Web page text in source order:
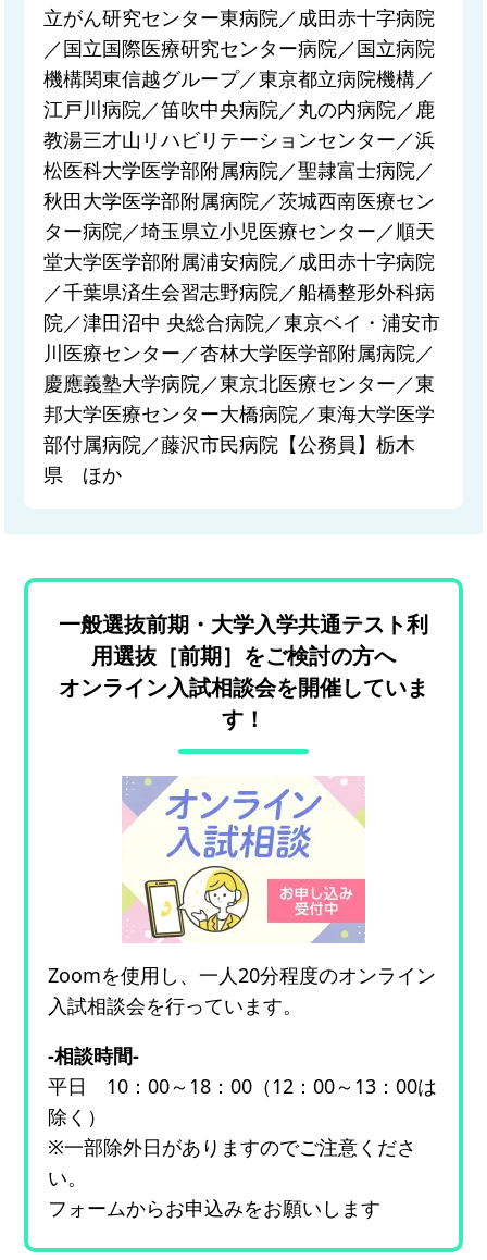
立がん研究センター東病院／成田赤十字病院
／国立国際医療研究センター病院／国立病院
機構関東信越グループ／東京都立病院機構／
江戸川病院／笛吹中央病院／丸の内病院／鹿
教湯三才山リハビリテーションセンター／浜
松医科大学医学部附属病院／聖隷富士病院／
秋田大学医学部附属病院／茨城西南医療セン
ター病院／埼玉県立小児医療センター／順天
堂大学医学部附属浦安病院／成田赤十字病院
／千葉県済生会習志野病院／船橋整形外科病
院／津田沼中 央総合病院／東京ベイ・浦安市
川医療センター／杏林大学医学部附属病院／
慶應義塾大学病院／東京北医療センター／東
邦大学医療センター大橋病院／東海大学医学
部付属病院／藤沢市民病院【公務員】栃木
県 ほか
一般選抜前期・大学入学共通テスト利
用選抜［前期］をご検討の方へ
オンライン入試相談会を開催していま
す！
Zoomを使用し、一人20分程度のオンライン
入試相談会を行っています。
-相談時間-
平日 10：00～18：00（12：00～13：00は
除く）
※一部除外日がありますのでご注意くださ
い。
フォームからお申込みをお願いします